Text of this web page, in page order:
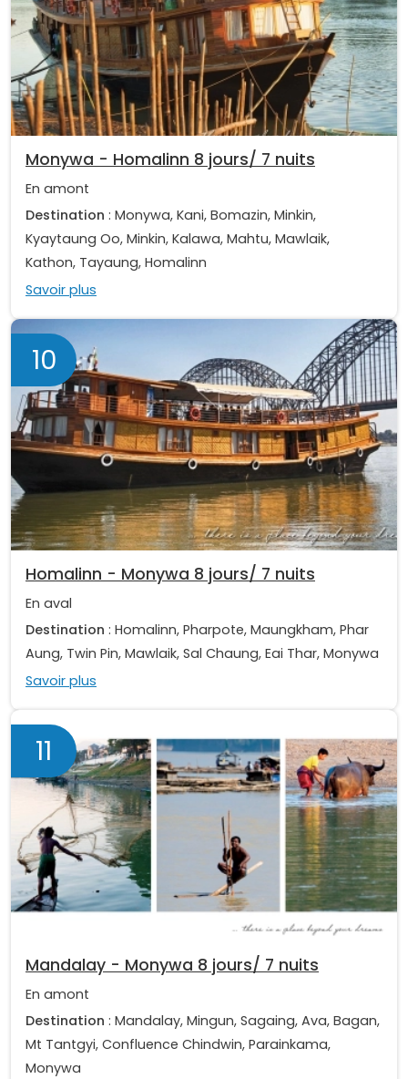
Monywa - Homalinn 8 jours/ 7 nuits
En amont
Destination : Monywa, Kani, Bomazin, Minkin,
Kyaytaung Oo, Minkin, Kalawa, Mahtu, Mawlaik,
Kathon, Tayaung, Homalinn
Savoir plus
10
Homalinn - Monywa 8 jours/ 7 nuits
En aval
Destination : Homalinn, Pharpote, Maungkham, Phar
Aung, Twin Pin, Mawlaik, Sal Chaung, Eai Thar, Monywa
Savoir plus
11
Mandalay - Monywa 8 jours/ 7 nuits
En amont
Destination : Mandalay, Mingun, Sagaing, Ava, Bagan,
Mt Tantgyi, Confluence Chindwin, Parainkama,
Monywa